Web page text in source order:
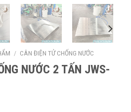
/ CÂN ĐIỆN TỬ CHỐNG NƯỚC
NƯỚC 2 TẤN JWS-